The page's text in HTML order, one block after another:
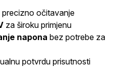
precizno očitavanje
za široku primjenu
napona bez potrebe za
potvrdu prisutnosti